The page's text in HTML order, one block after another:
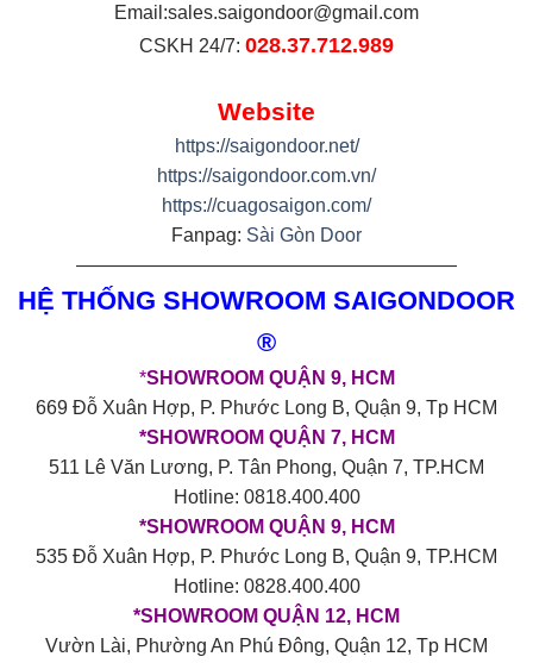
Email:sales.saigondoor@gmail.com
CSKH 24/7: 028.37.712.989
Website
https://saigondoor.net/
https://saigondoor.com.vn/
https://cuagosaigon.com/
Fanpag: Sài Gòn Door
————————————————————
HỆ THỐNG SHOWROOM SAIGONDOOR
®
*SHOWROOM QUẬN 9, HCM
669 Đỗ Xuân Hợp, P. Phước Long B, Quận 9, Tp HCM
*SHOWROOM QUẬN 7, HCM
511 Lê Văn Lương, P. Tân Phong, Quận 7, TP.HCM
Hotline: 0818.400.400
*SHOWROOM QUẬN 9, HCM
535 Đỗ Xuân Hợp, P. Phước Long B, Quận 9, TP.HCM
Hotline: 0828.400.400
*SHOWROOM QUẬN 12, HCM
Vườn Lài, Phường An Phú Đông, Quận 12, Tp HCM